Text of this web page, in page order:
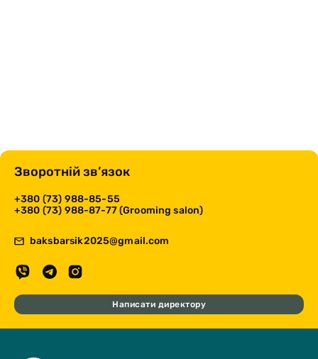
Зворотній зв’язок
+380 (73) 988-85-55
+380 (73) 988-87-77 (Grooming salon)
baksbarsik2025@gmail.com
Написати директору